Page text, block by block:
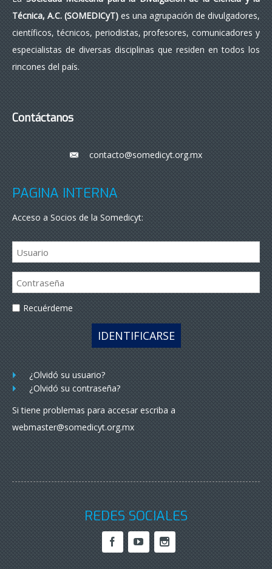
Técnica, A.C. (SOMEDICyT)es una agrupación de divulgadores,
científicos, técnicos, periodistas, profesores, comunicadores y
especialistas de diversas disciplinas que residen en todos los
rincones del país.
Contáctanos
___contacto@somedicyt.org.mx
PÁGINA INTERNA
Acceso a Socios de la Somedicyt:
Recuérdeme
IDENTIFICARSE
¿Olvidó su usuario?
¿Olvidó su contraseña?
Si tiene problemas para accesar escriba a
webmaster@somedicyt.org.mx
REDES SOCIALES